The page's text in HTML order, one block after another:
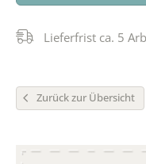
Lieferfrist ca. 5
Zurück zur Übersicht